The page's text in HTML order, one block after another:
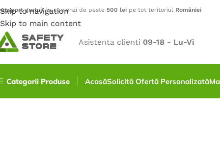
Skip to navigation
Skip to main content
gratuitla comenzi de peste 500 lei pe tot teritoriul României
Asistenta clienti 09-18 - Lu-Vi
Categorii Produse AcasăSolicită Ofertă Personalizată